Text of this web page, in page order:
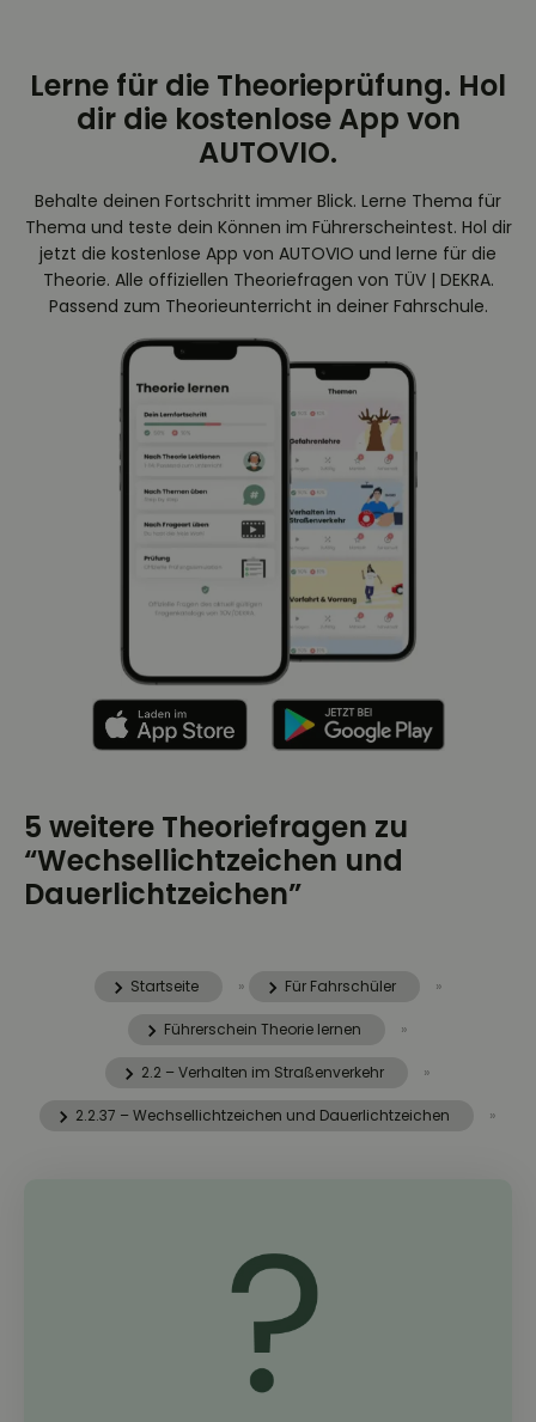
Lerne für die Theorieprüfung. Hol
dir die kostenlose App von
AUTOVIO.
Behalte deinen Fortschritt immer Blick. Lerne Thema für
Thema und teste dein Können im Führerscheintest. Hol dir
jetzt die kostenlose App von AUTOVIO und lerne für die
Theorie. Alle offiziellen Theoriefragen von TÜV | DEKRA.
Passend zum Theorieunterricht in deiner Fahrschule.
5 weitere Theoriefragen zu
“Wechsellichtzeichen und
Dauerlichtzeichen”
Startseite » Für Fahrschüler »
Führerschein Theorie lernen »
2.2 – Verhalten im Straßenverkehr »
2.2.37 – Wechsellichtzeichen und Dauerlichtzeichen »